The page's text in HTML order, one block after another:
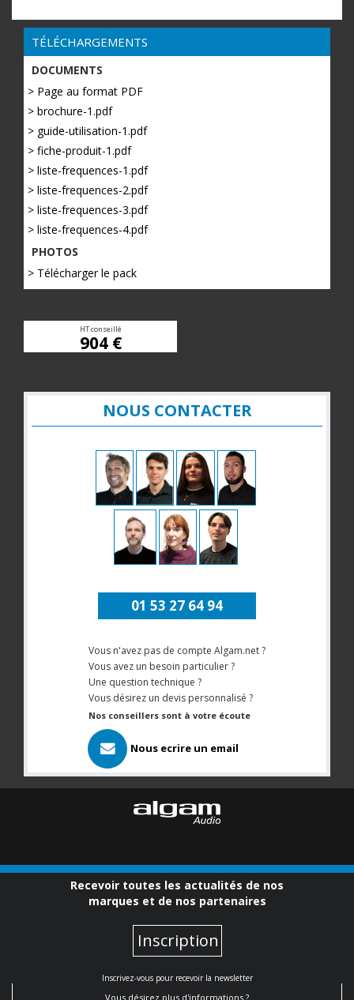
TÉLÉCHARGEMENTS
DOCUMENTS
> Page au format PDF
> brochure-1.pdf
> guide-utilisation-1.pdf
> fiche-produit-1.pdf
> liste-frequences-1.pdf
> liste-frequences-2.pdf
> liste-frequences-3.pdf
> liste-frequences-4.pdf
PHOTOS
> Télécharger le pack
HT conseillé
904 €
NOUS CONTACTER
01 53 27 64 94
Vous n'avez pas de compte Algam.net ?
Vous avez un besoin particulier ?
Une question technique ?
Vous désirez un devis personnalisé ?
Nos conseillers sont à votre écoute
Nous ecrire un email
Recevoir toutes les actualités de nos
marques et de nos partenaires
Inscription
Inscrivez-vous pour recevoir la newsletter
Vous désirez plus d'informations ?